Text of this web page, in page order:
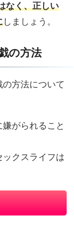
なく、正しい
しましょう。
の方法
方法について
がられること
クスライフは